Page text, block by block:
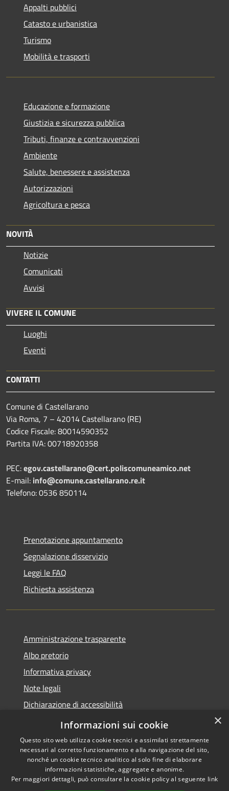
Appalti pubblici
Catasto e urbanistica
Turismo
Mobilità e trasporti
Educazione e formazione
Giustizia e sicurezza pubblica
Tributi, finanze e contravvenzioni
Ambiente
Salute, benessere e assistenza
Autorizzazioni
Agricoltura e pesca
NOVITÀ
Notizie
Comunicati
Avvisi
VIVERE IL COMUNE
Luoghi
Eventi
CONTATTI
Comune di Castellarano
Via Roma, 7 – 42014 Castellarano (RE)
Codice Fiscale: 80014590352
Partita IVA: 00718920358
PEC:egov.castellarano@cert.poliscomuneamico.net
E-mail: info@comune.castellarano.re.it
Telefono: 0536 850114
Prenotazione appuntamento
Segnalazione disservizio
Leggi le FAQ
Richiesta assistenza
Amministrazione trasparente
Albo pretorio
Informativa privacy
Note legali
Dichiarazione di accessibilità
Piano di miglioramento del sito
Accessibilità
Copyright © 2026 • Comune di
Castellarano • Powered by
×
Informazioni sui cookie
Questo sito web utilizza cookie tecnici e assimilati strettamente
necessari al corretto funzionamento e alla navigazione del sito,
nonché un cookie tecnico analitico al solo fine di elaborare
informazioni statistiche, aggregate e anonime.
Per maggiori dettagli, può consultare la cookie policy al seguente link